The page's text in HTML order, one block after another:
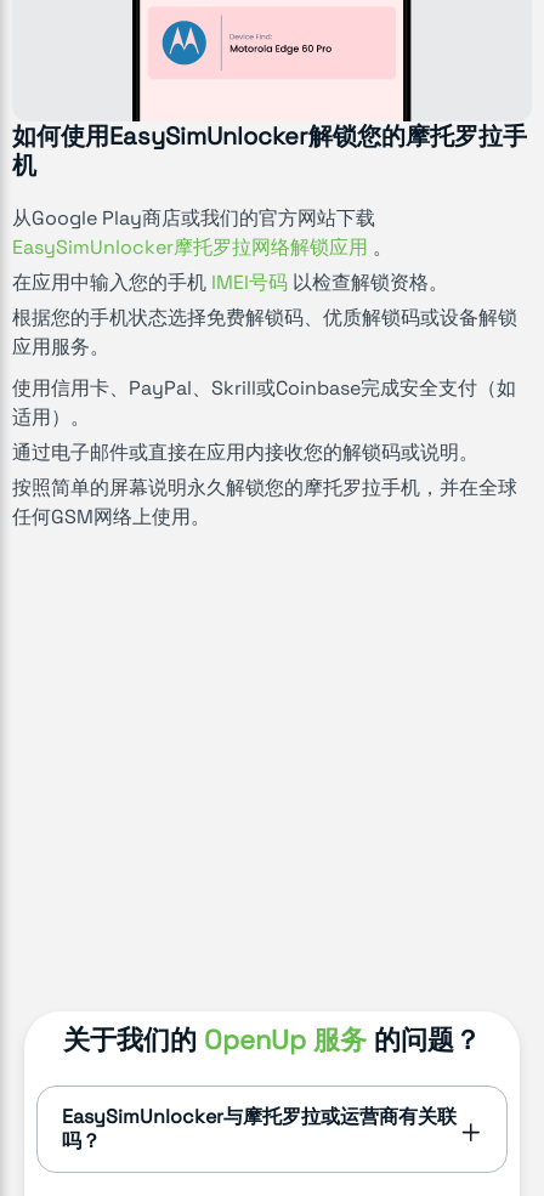
如何使用EasySimUnlocker解锁您的摩托罗拉手
机
从Google Play商店或我们的官方网站下载
EasySimUnlocker摩托罗拉网络解锁应用 。
在应用中输入您的手机 IMEI号码 以检查解锁资格。
根据您的手机状态选择免费解锁码、优质解锁码或设备解锁
应用服务。
使用信用卡、PayPal、Skrill或Coinbase完成安全支付（如
适用）。
通过电子邮件或直接在应用内接收您的解锁码或说明。
按照简单的屏幕说明永久解锁您的摩托罗拉手机，并在全球
任何GSM网络上使用。
关于我们的 OpenUp 服务 的问题？
EasySimUnlocker与摩托罗拉或运营商有关联
吗？